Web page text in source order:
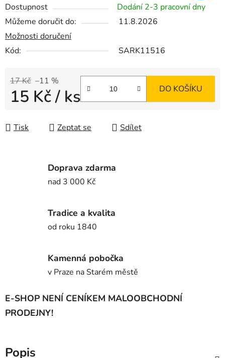
Dostupnost
Dodání 2-3 pracovní dny
Můžeme doručit do:
11.8.2026
Možnosti doručení
Kód:
SARK11516
17 Kč –11 %
15 Kč/ ks DO KOŠÍKU
Tisk Zeptat se Sdílet
Doprava zdarma
nad 3 000 Kč
Tradice a kvalita
od roku 1840
Kamenná pobočka
v Praze na Starém městě
E-SHOP NENÍ CENÍKEM MALOOBCHODNÍ
PRODEJNY!
Popis